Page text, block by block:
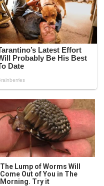
The Lump of Worms Will
Come Out of You in The
Morning. Try it